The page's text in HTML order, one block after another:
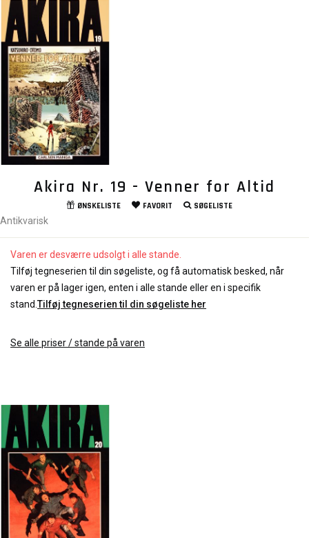
Akira Nr. 19 - Venner for Altid
ØNSKELISTE FAVORIT SØGELISTE
Antikvarisk
Varen er desværre udsolgt i alle stande.
Tilføj tegneserien til din søgeliste, og få automatisk besked, når
varen er på lager igen, enten i alle stande eller en i specifik
stand. Tilføj tegneserien til din søgeliste her
Se alle priser / stande på varen